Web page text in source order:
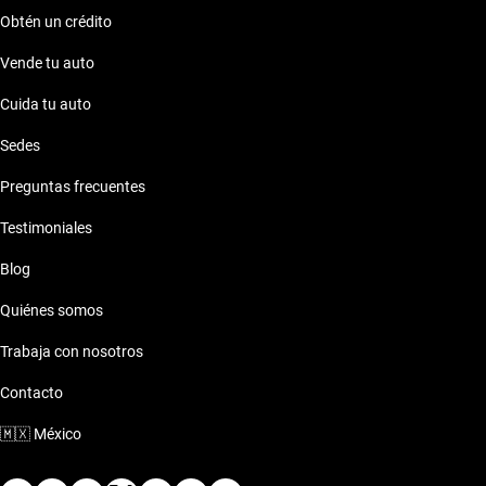
Obtén un crédito
Vende tu auto
Cuida tu auto
Sedes
Preguntas frecuentes
Testimoniales
Blog
Quiénes somos
Trabaja con nosotros
Contacto
🇲🇽 México